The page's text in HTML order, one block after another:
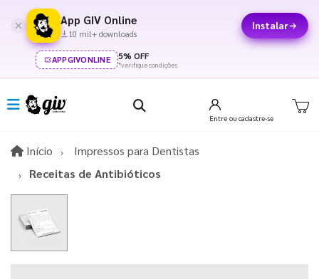
App GIV Online
10 mil+ downloads
Instalar
APPGIVONLINE 5% OFF
*verifique condições
Entre ou cadastre-se
Início InícioImpressos para Dentistas
Receitas de Antibióticos